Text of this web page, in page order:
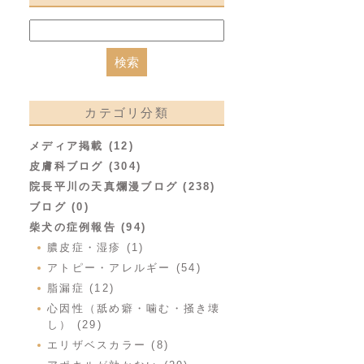
カテゴリ分類
メディア掲載 (12)
皮膚科ブログ (304)
院長平川の天真爛漫ブログ (238)
ブログ (0)
柴犬の症例報告 (94)
膿皮症・湿疹 (1)
アトピー・アレルギー (54)
脂漏症 (12)
心因性（舐め癖・噛む・掻き壊
し） (29)
エリザベスカラー (8)